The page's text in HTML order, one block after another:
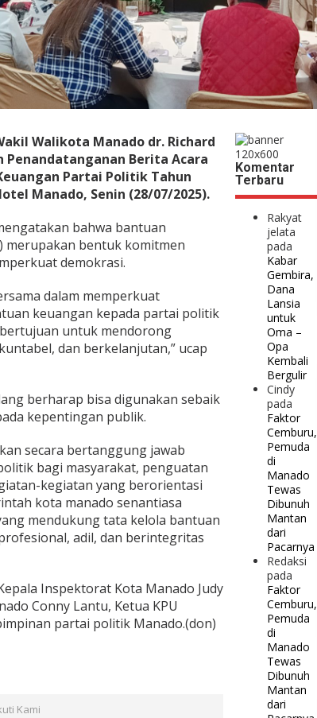
Walikota Manado dr. Richard
Berita Acara
Partai Politik Tahun
Manado, Senin (28/07/2025).
bahwa bantuan
bentuk komitmen
demokrasi.
dalam memperkuat
keuangan kepada partai politik
untuk mendorong
dan berkelanjutan,” ucap
berharap bisa digunakan sebaik
kepentingan publik.
secara bertanggung jawab
bagi masyarakat, penguatan
kegiatan yang berorientasi
kota manado senantiasa
mendukung tata kelola bantuan
adil, dan berintegritas
Inspektorat Kota Manado Judy
Conny Lantu, Ketua KPU
partai politik Manado.(don)
Kami
Komentar
Terbaru
Rakyat
jelata
pada
Kabar
Gembira,
Dana
Lansia
untuk
Oma –
Opa
Kembali
Bergulir
Cindy
pada
Faktor
Cemburu,
Pemuda
di
Manado
Tewas
Dibunuh
Mantan
dari
Pacarnya
Redaksi
pada
Faktor
Cemburu,
Pemuda
di
Manado
Tewas
Dibunuh
Mantan
dari